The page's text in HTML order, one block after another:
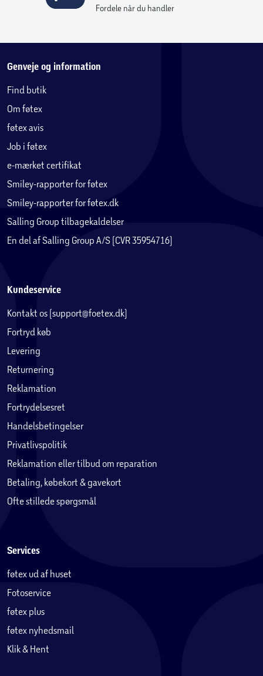
Fordele når du handler
Genveje og information
Find butik
Om føtex
føtex avis
Job i føtex
e-mærket certifikat
Smiley-rapporter for føtex
Smiley-rapporter for føtex.dk
Salling Group tilbagekaldelser
En del af Salling Group A/S (CVR 35954716)
Kundeservice
Kontakt os (support@foetex.dk)
Fortryd køb
Levering
Returnering
Reklamation
Fortrydelsesret
Handelsbetingelser
Privatlivspolitik
Reklamation eller tilbud om reparation
Betaling, købekort & gavekort
Ofte stillede spørgsmål
Services
føtex ud af huset
Fotoservice
føtex plus
føtex nyhedsmail
Klik & Hent